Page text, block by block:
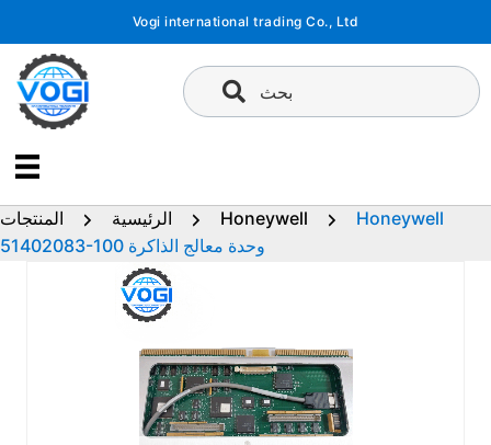
المحتوى
Vogi international trading Co., Ltd
بحث
الرئيسية المنتجات Honeywell
Honeywell
51402083-100 وحدة معالج الذاكرة